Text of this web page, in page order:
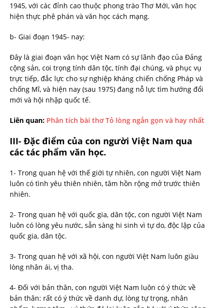
1945, với các đỉnh cao thuộc phong trào Thơ Mới, văn học
hiện thực phê phán và văn học cách mạng.
b- Giai đoạn 1945- nay:
Đây là giai đoạn văn học Việt Nam có sự lãnh đạo của Đảng
cộng sản, coi trọng tính dân tộc, tính đại chúng, và phục vụ
trực tiếp, đắc lực cho sự nghiệp kháng chiến chống Pháp và
chống Mĩ, và hiện nay (sau 1975) đang nỗ lực tìm hướng đổi
mới và hội nhập quốc tế.
Liên quan: Phân tích bài thơ Tỏ lòng ngắn gọn và hay nhất
III- Đặc điểm của con người Việt Nam qua
các tác phẩm văn học.
1- Trong quan hệ với thế giới tự nhiên, con người Việt Nam
luôn có tình yêu thiên nhiên, tâm hồn rộng mở trước thiên
nhiên.
2- Trong quan hệ với quốc gia, dân tộc, con người Việt Nam
luôn có lòng yêu nước, sẵn sàng hi sinh vì tự do, độc lập của
quốc gia, dân tộc.
3- Trong quan hệ với xã hội, con người Việt Nam luôn giàu
lòng nhân ái, vị tha.
4- Đối với bản thân, con người Việt Nam luôn có ý thức về
bản thân: rất có ý thức về danh dự, lòng tự trọng, nhân